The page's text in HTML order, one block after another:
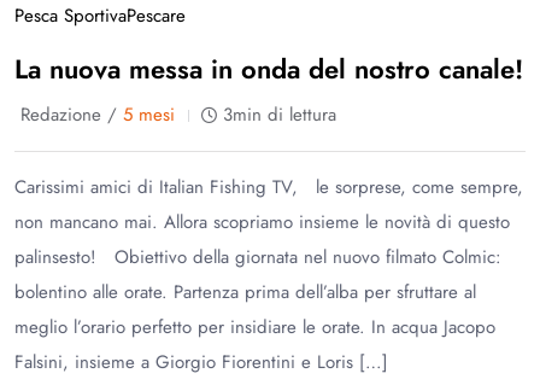
Pesca SportivaPescare
La nuova messa in onda del nostro canale!
Redazione / 5 mesi 3min di lettura
Carissimi amici di Italian Fishing TV, le sorprese, come sempre,
non mancano mai. Allora scopriamo insieme le novità di questo
palinsesto! Obiettivo della giornata nel nuovo filmato Colmic:
bolentino alle orate. Partenza prima dell’alba per sfruttare al
meglio l’orario perfetto per insidiare le orate. In acqua Jacopo
Falsini, insieme a Giorgio Fiorentini e Loris […]